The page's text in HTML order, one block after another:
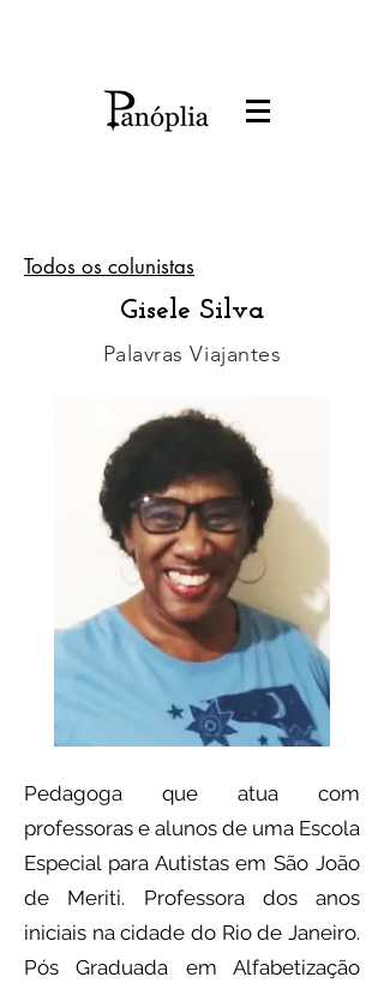
Todos os colunistas
Gisele Silva
Palavras Viajantes
Pedagoga que atua com
professoras e alunos de uma Escola
Especial para Autistas em São João
de Meriti. Professora dos anos
iniciais na cidade do Rio de Janeiro.
Pós Graduada em Alfabetização